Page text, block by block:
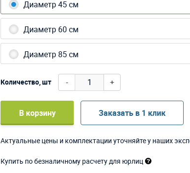
Диаметр 45 см
Диаметр 60 см
Диаметр 85 см
Количество, шт - +
В корзину Заказать в 1 клик
Актуальные цены и комплектации уточняйте у наших
Купить по безналичному расчету для юрлиц